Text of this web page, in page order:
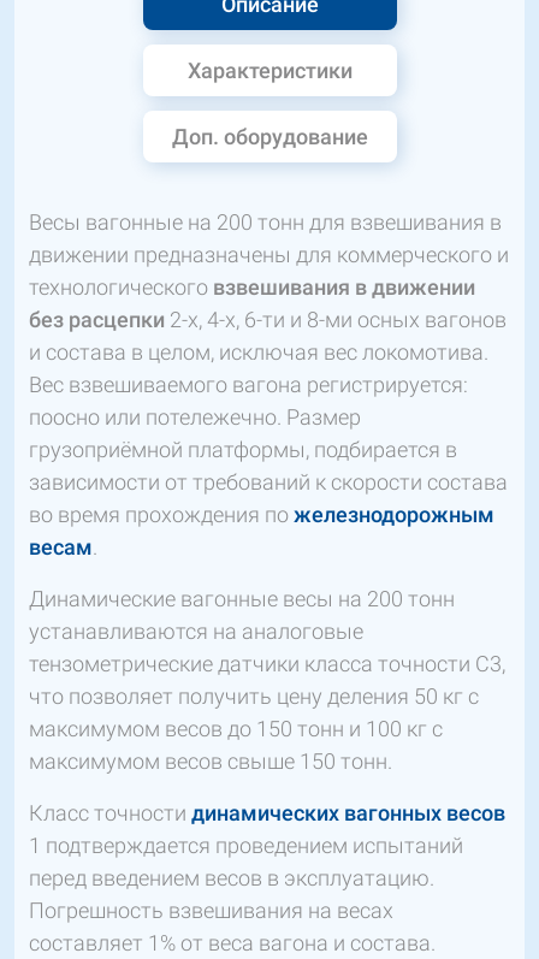
Характеристики
Доп. оборудование
Весы вагонные на 200 тонн для взвешивания в
движении предназначены для коммерческого и
технологического взвешивания в движении
без расцепки 2-х, 4-х, 6-ти и 8-ми осных вагонов
и состава в целом, исключая вес локомотива.
Вес взвешиваемого вагона регистрируется:
поосно или потележечно. Размер
грузоприёмной платформы, подбирается в
зависимости от требований к скорости состава
во время прохождения пожелезнодорожным
весам
Динамические вагонные весы на 200 тонн
устанавливаются на аналоговые
тензометрические датчики класса точности С3,
что позволяет получить цену деления 50 кг с
максимумом весов до 150 тонн и 100 кг с
максимумом весов свыше 150 тонн.
Класс точности динамических вагонных весов
1 подтверждается проведением испытаний
перед введением весов в эксплуатацию.
Погрешность взвешивания на весах
составляет 1% от веса вагона и состава.